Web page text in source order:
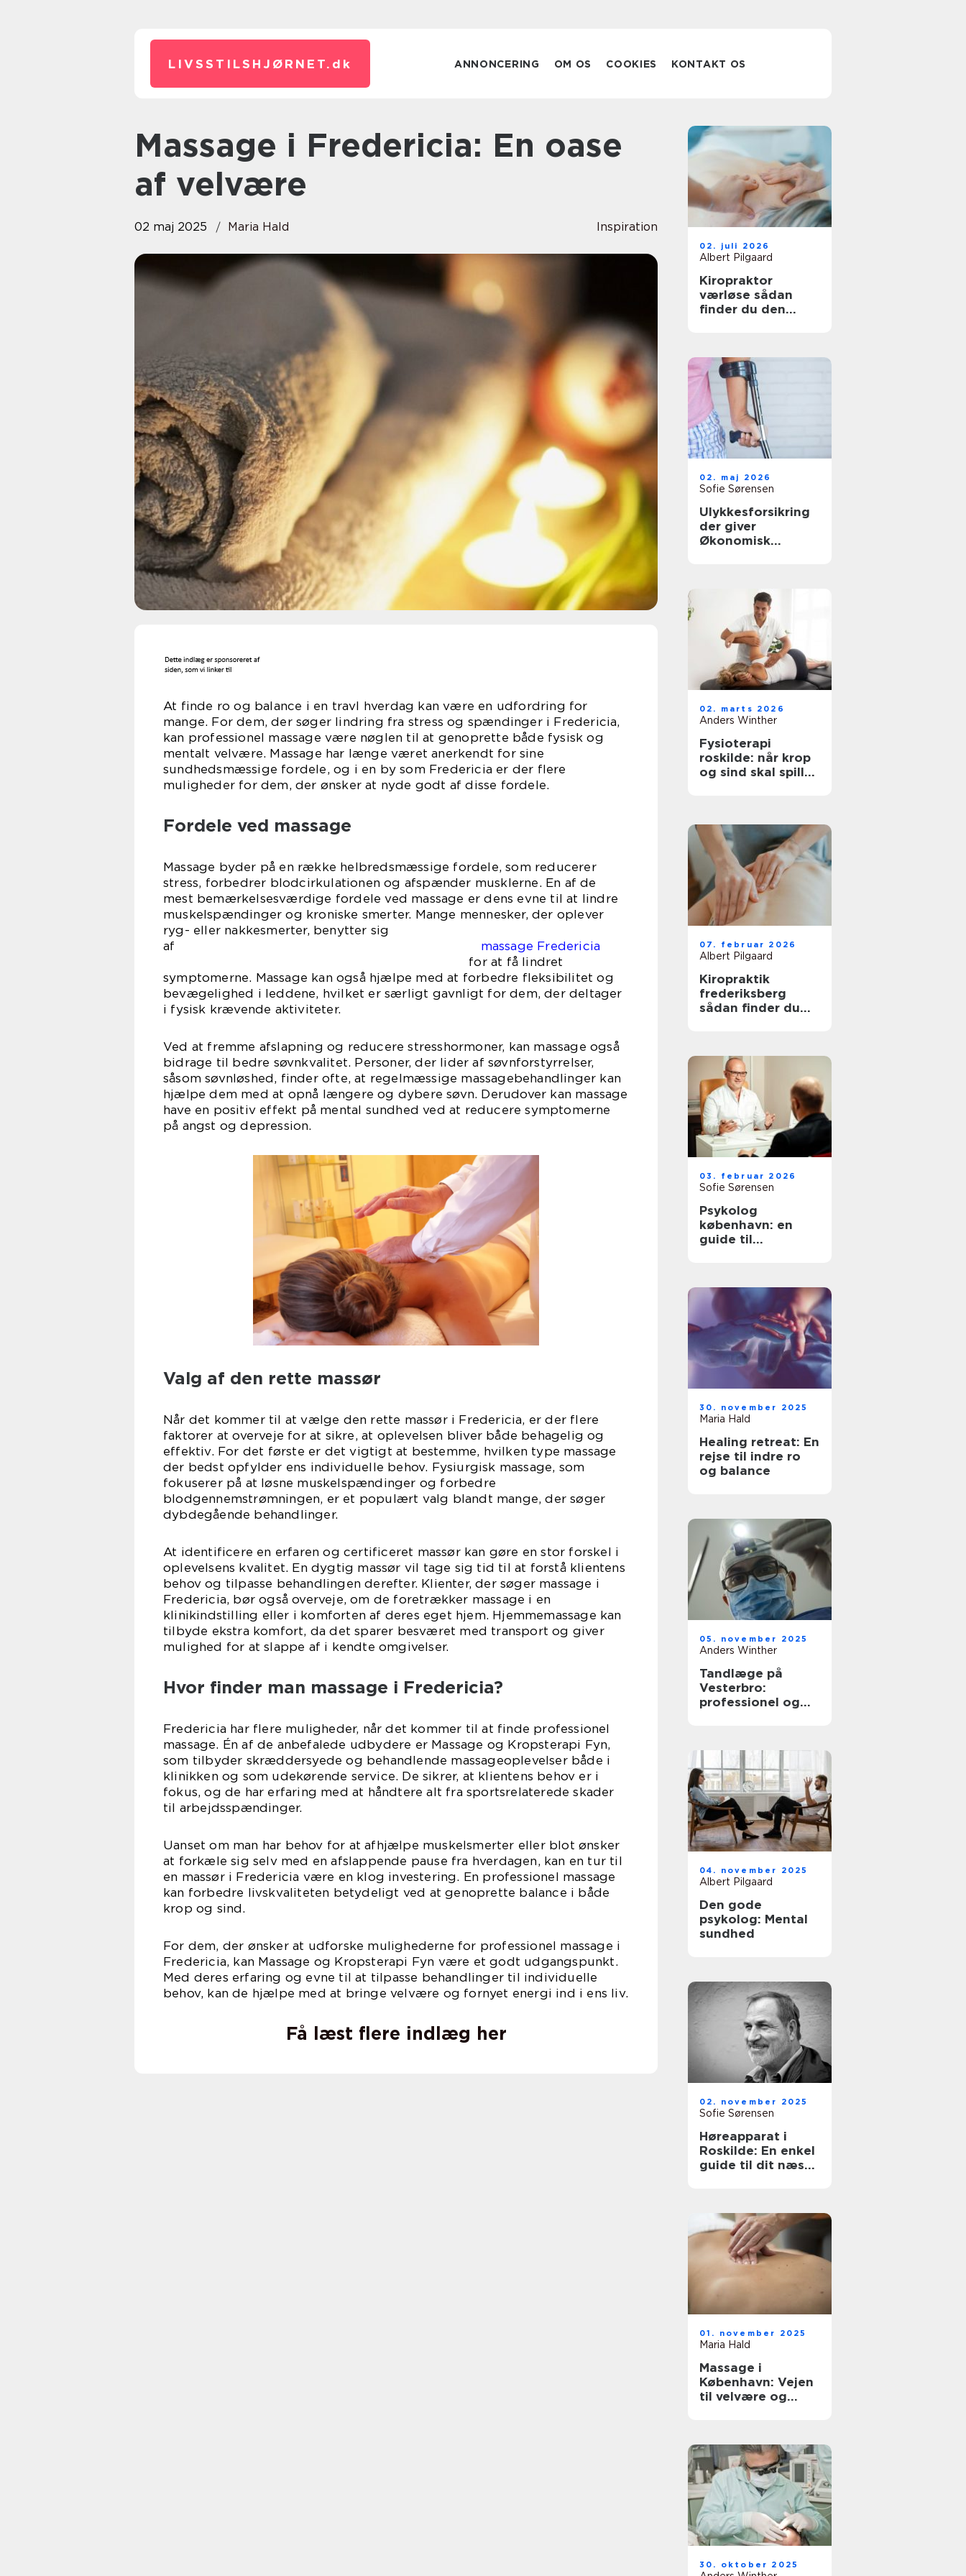
LIVSSTILSHJØRNET. dk ANNONCERING OM OS COOKIES KONTAKT OS
Massage i Fredericia: En oase
af velvære
02 maj 2025 Maria Hald Inspiration
At finde ro og balance i en travl hverdag kan være en udfordring for
mange. For dem, der søger lindring fra stress og spændinger i Fredericia,
kan professionel massage være nøglen til at genoprette både fysisk og
mentalt velvære. Massage har længe været anerkendt for sine
sundhedsmæssige fordele, og i en by som Fredericia er der flere
muligheder for dem, der ønsker at nyde godt af disse fordele.
Fordele ved massage
Massage byder på en række helbredsmæssige fordele, som reducerer
stress, forbedrer blodcirkulationen og afspænder musklerne. En af de
mest bemærkelsesværdige fordele ved massage er dens evne til at lindre
muskelspændinger og kroniske smerter. Mange mennesker, der oplever
ryg- eller nakkesmerter, benytter sig
af massage Fredericia
for at få lindret
symptomerne. Massage kan også hjælpe med at forbedre fleksibilitet og
bevægelighed i leddene, hvilket er særligt gavnligt for dem, der deltager
i fysisk krævende aktiviteter.
Ved at fremme afslapning og reducere stresshormoner, kan massage også
bidrage til bedre søvnkvalitet. Personer, der lider af søvnforstyrrelser,
såsom søvnløshed, finder ofte, at regelmæssige massagebehandlinger kan
hjælpe dem med at opnå længere og dybere søvn. Derudover kan massage
have en positiv effekt på mental sundhed ved at reducere symptomerne
på angst og depression.
Valg af den rette massør
Når det kommer til at vælge den rette massør i Fredericia, er der flere
faktorer at overveje for at sikre, at oplevelsen bliver både behagelig og
effektiv. For det første er det vigtigt at bestemme, hvilken type massage
der bedst opfylder ens individuelle behov. Fysiurgisk massage, som
fokuserer på at løsne muskelspændinger og forbedre
blodgennemstrømningen, er et populært valg blandt mange, der søger
dybdegående behandlinger.
At identificere en erfaren og certificeret massør kan gøre en stor forskel i
oplevelsens kvalitet. En dygtig massør vil tage sig tid til at forstå klientens
behov og tilpasse behandlingen derefter. Klienter, der søger massage i
Fredericia, bør også overveje, om de foretrækker massage i en
klinikindstilling eller i komforten af deres eget hjem. Hjemmemassage kan
tilbyde ekstra komfort, da det sparer besværet med transport og giver
mulighed for at slappe af i kendte omgivelser.
Hvor finder man massage i Fredericia?
Fredericia har flere muligheder, når det kommer til at finde professionel
massage. Én af de anbefalede udbydere er Massage og Kropsterapi Fyn,
som tilbyder skræddersyede og behandlende massageoplevelser både i
klinikken og som udekørende service. De sikrer, at klientens behov er i
fokus, og de har erfaring med at håndtere alt fra sportsrelaterede skader
til arbejdsspændinger.
Uanset om man har behov for at afhjælpe muskelsmerter eller blot ønsker
at forkæle sig selv med en afslappende pause fra hverdagen, kan en tur til
en massør i Fredericia være en klog investering. En professionel massage
kan forbedre livskvaliteten betydeligt ved at genoprette balance i både
krop og sind.
For dem, der ønsker at udforske mulighederne for professionel massage i
Fredericia, kan Massage og Kropsterapi Fyn være et godt udgangspunkt.
Med deres erfaring og evne til at tilpasse behandlinger til individuelle
behov, kan de hjælpe med at bringe velvære og fornyet energi ind i ens liv.
Få læst flere indlæg her
02. juli 2026
Albert Pilgaard
Kiropraktor
værløse sådan
finder du den
02. maj 2026
Sofie Sørensen
Ulykkesforsikring
der giver
Økonomisk
02. marts 2026
Anders Winther
Fysioterapi
roskilde: når krop
og sind skal spille
07. februar 2026
Albert Pilgaard
Kiropraktik
frederiksberg
sådan finder du
03. februar 2026
Sofie Sørensen
Psykolog
københavn: en
guide til
30. november 2025
Maria Hald
Healing retreat: En
rejse til indre ro
og balance
05. november 2025
Anders Winther
Tandlæge på
Vesterbro:
professionel og
04. november 2025
Albert Pilgaard
Den gode
psykolog: Mental
sundhed
02. november 2025
Sofie Sørensen
Høreapparat i
Roskilde: En enkel
guide til dit næste
01. november 2025
Maria Hald
Massage i
København: Vejen
til velvære og
30. oktober 2025